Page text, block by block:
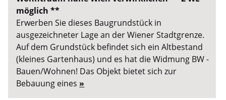
möglich **
Erwerben Sie dieses Baugrundstück in
ausgezeichneter Lage an der Wiener Stadtgrenze.
Auf dem Grundstück befindet sich ein Altbestand
(kleines Gartenhaus) und es hat die Widmung BW -
Bauen/Wohnen! Das Objekt bietet sich zur
Bebauung eines »